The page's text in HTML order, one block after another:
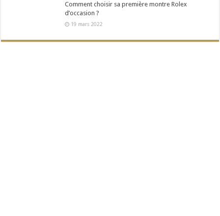
Comment choisir sa première montre Rolex
d’occasion ?
19 mars 2022